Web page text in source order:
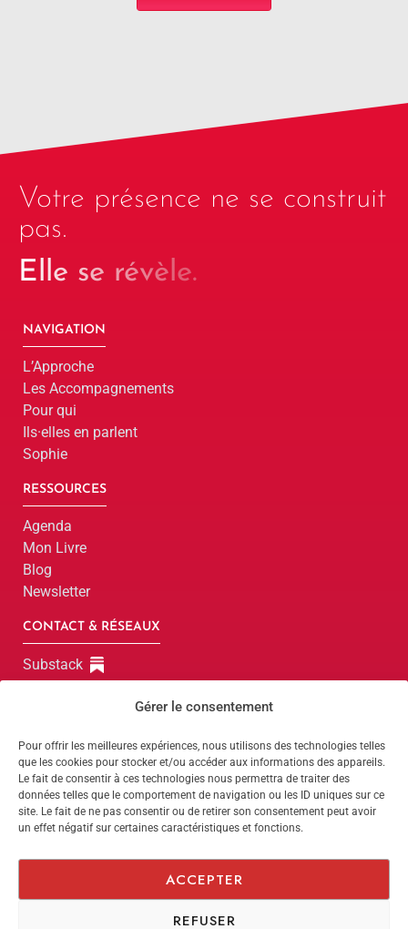
Gérer le consentement
Pour offrir les meilleures expériences, nous utilisons des technologies telles
que les cookies pour stocker et/ou accéder aux informations des appareils.
Le fait de consentir à ces technologies nous permettra de traiter des
données telles que le comportement de navigation ou les ID uniques sur ce
site. Le fait de ne pas consentir ou de retirer son consentement peut avoir
un effet négatif sur certaines caractéristiques et fonctions.
ACCEPTER
REFUSER
Votre présence ne se construit
pas.
Elle se révèle.
NAVIGATION
L’Approche
Les Accompagnements
Pour qui
Ils·elles en parlent
Sophie
RESSOURCES
Agenda
Mon Livre
Blog
Newsletter
CONTACT & RÉSEAUX
Substack
Parlons-en !
Parlons-en !
Website by Dimitri
Politique de confidentialité